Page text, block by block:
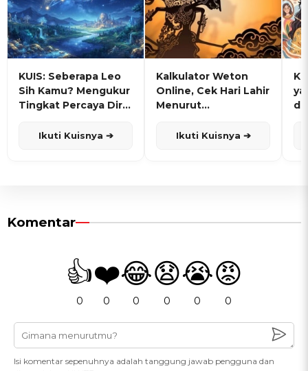
KUIS: Seberapa Leo
Sih Kamu? Mengukur
Tingkat Percaya Diri
Ikuti Kuisnya ➔
Kalkulator Weton
Online, Cek Hari Lahir
Menurut
Ikuti Kuisnya ➔
Komentar
👍
0
❤️
0
😂
0
😧
0
😭
0
😡
0
Isi komentar sepenuhnya adalah tanggung jawab pengguna dan